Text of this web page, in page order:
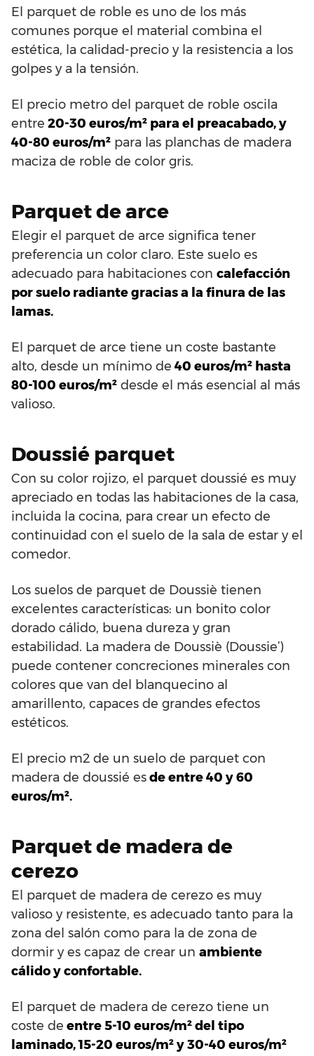
El parquet de roble es uno de los más
comunes porque el material combina el
estética, la calidad-precio y la resistencia a los
golpes y a la tensión.
El precio metro del parquet de roble oscila
entre 20-30 euros/m² para el preacabado, y
40-80 euros/m² para las planchas de madera
maciza de roble de color gris.
Parquet de arce
Elegir el parquet de arce significa tener
preferencia un color claro. Este suelo es
adecuado para habitaciones con calefacción
por suelo radiante gracias a la finura de las
lamas.
El parquet de arce tiene un coste bastante
alto, desde un mínimo de 40 euros/m² hasta
80-100 euros/m² desde el más esencial al más
valioso.
Doussié parquet
Con su color rojizo, el parquet doussié es muy
apreciado en todas las habitaciones de la casa,
incluida la cocina, para crear un efecto de
continuidad con el suelo de la sala de estar y el
comedor.
Los suelos de parquet de Doussiè tienen
excelentes características: un bonito color
dorado cálido, buena dureza y gran
estabilidad. La madera de Doussiè (Doussie’)
puede contener concreciones minerales con
colores que van del blanquecino al
amarillento, capaces de grandes efectos
estéticos.
El precio m2 de un suelo de parquet con
madera de doussié esde entre 40 y 60
euros/m².
Parquet de madera de
cerezo
El parquet de madera de cerezo es muy
valioso y resistente, es adecuado tanto para la
zona del salón como para la de zona de
dormir y es capaz de crear un ambiente
cálido y confortable.
El parquet de madera de cerezo tiene un
coste de entre 5-10 euros/m² del tipo
laminado, 15-20 euros/m² y 30-40 euros/m²